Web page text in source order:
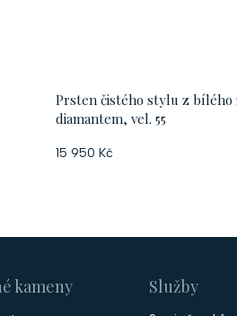
Prsten čistého stylu z bílého
diamantem, vel. 55
15 950 Kč
kameny Služby